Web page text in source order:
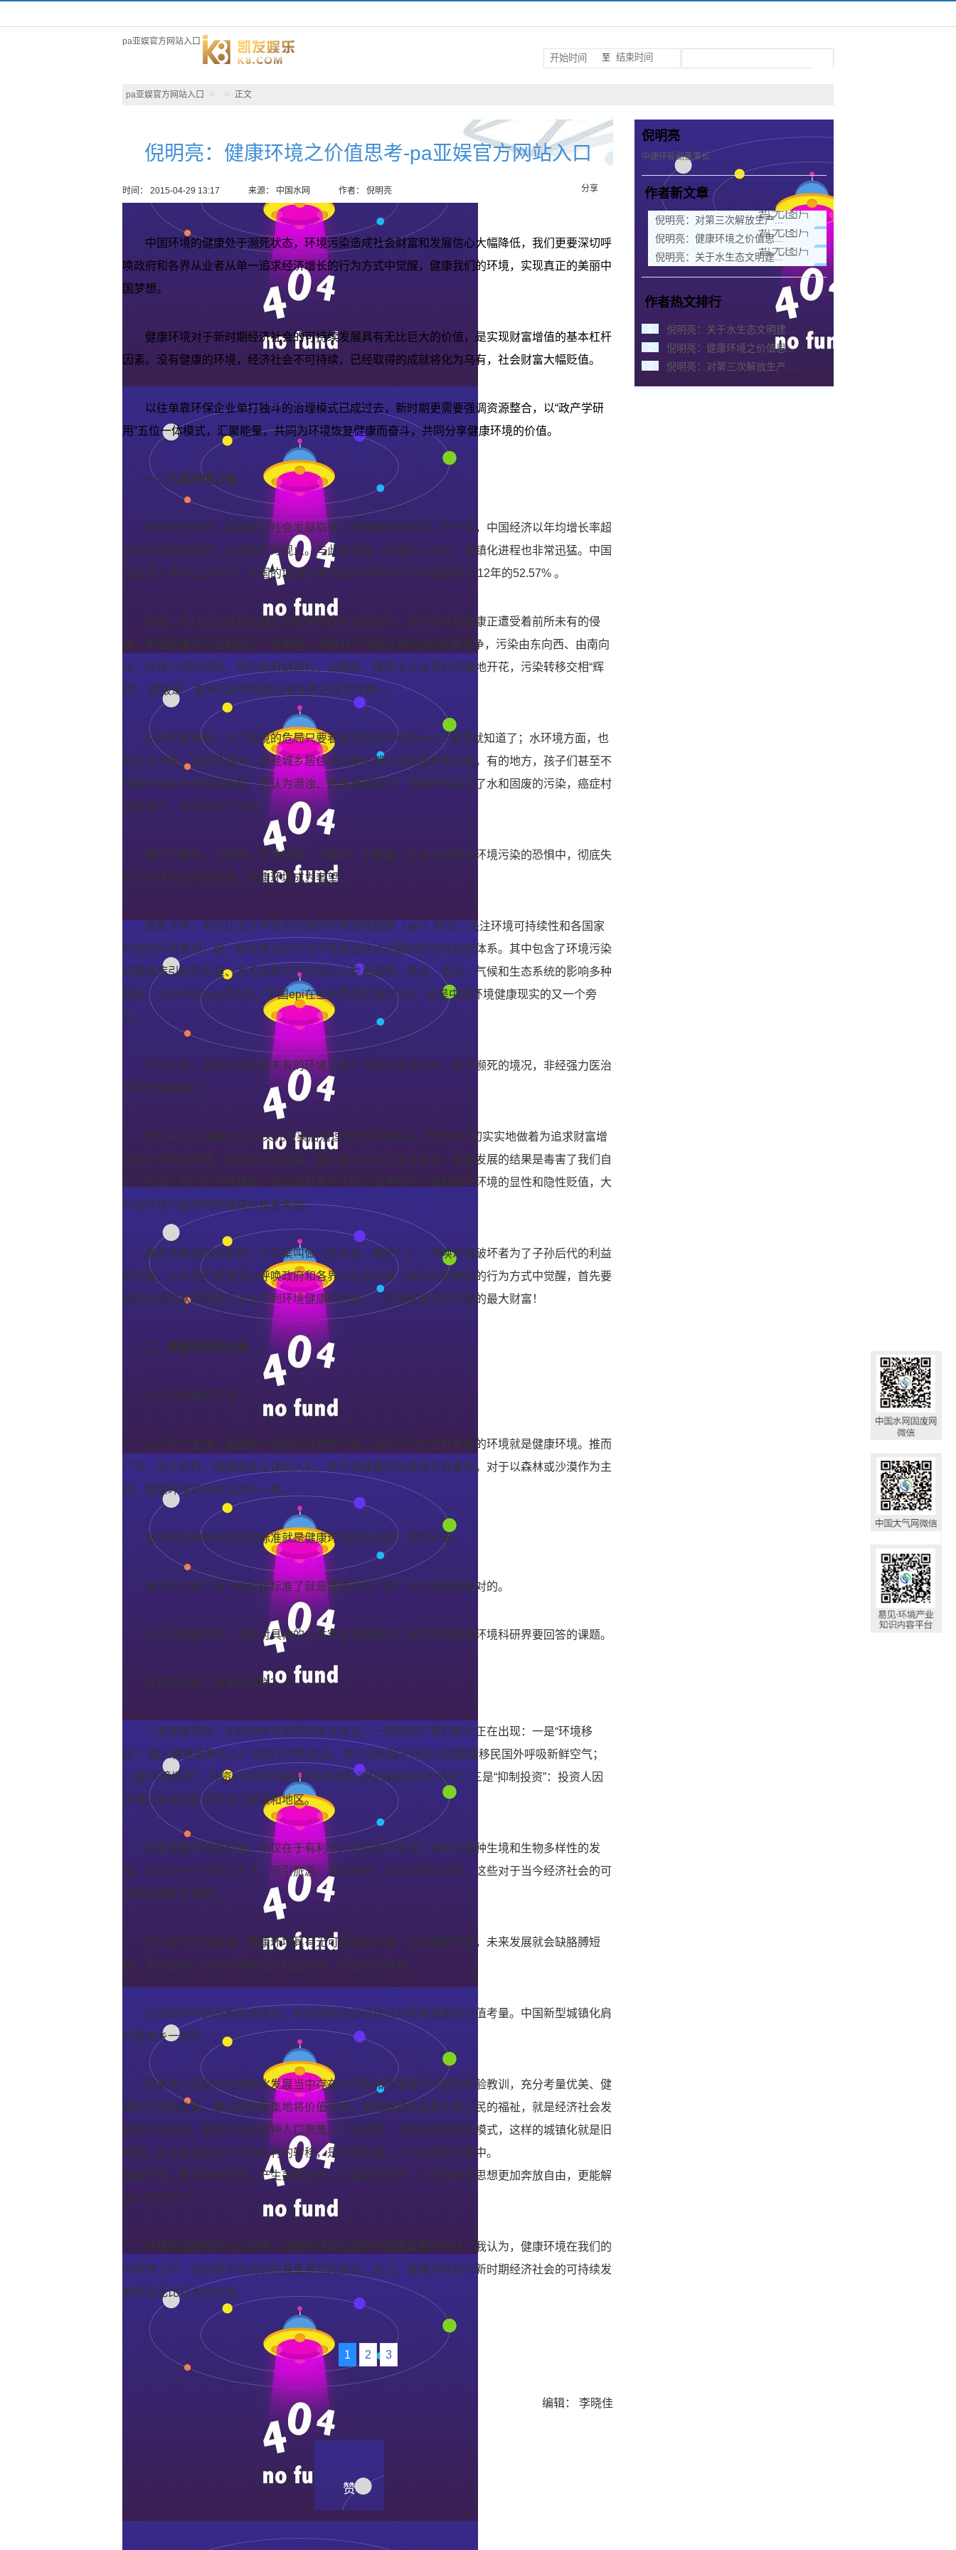
pa亚娱官方网站入口
至
pa亚娱官方网站入口 > > 正文
倪明亮：健康环境之价值思考-pa亚娱官方网站入口
时间： 2015-04-29 13:17 来源： 中国水网 作者： 倪明亮 分享
中国环境的健康处于濒死状态，环境污染造成社会财富和发展信心大幅降低，我们更要深切呼
唤政府和各界从业者从单一追求经济增长的行为方式中觉醒，健康我们的环境，实现真正的美丽中
国梦想。
健康环境对于新时期经济社会的可持续发展具有无比巨大的价值，是实现财富增值的基本杠杆
因素。没有健康的环境，经济社会不可持续，已经取得的成就将化为乌有，社会财富大幅贬值。
以往单靠环保企业单打独斗的治理模式已成过去，新时期更需要强调资源整合，以“政产学研
用”五位一体模式，汇聚能量，共同为环境恢复健康而奋斗，共同分享健康环境的价值。
一、大国环境之殇
改革开放以来，我国经济社会发展取得了举世瞩目的成就。近十年，中国经济以年均增长率超
过10%的增幅发展，让世界叹为观止。与此相伴随，中国的工业化、城镇化进程也非常迅猛。中国
已经进入重化工业时代，中国的城镇化率也由1978年的17.9%提高到2012年的52.57% 。
但是，在以工业化和城镇化为引擎的现代化进程中，我们的环境健康正遭受着前所未有的侵
害，中国在重化工业的路上一路奔跑，大陆31个省级区域为gdp发展竞争，污染由东向西、由南向
北；环保三同时项目，地方政府绕道行，如钢铁、煤炭小企业等仍然遍地开花，污染转移交相“辉
映”。据报道，各种污染物排放总量多数已居世界第一。
从环境要素看，大气环境的危局只要看看各地动不动就pm2.5爆表就知道了；水环境方面，也
是无水不脏。全国范围内，流经城乡居住区的绝大部分河流都发黑发臭。有的地方，孩子们甚至不
知道水体本来的清亮面貌，而认为混浊、黑臭是其常态；土壤环境综合了水和固废的污染，癌症村
频被曝光，就是其真实写照。
我们不敢吃、不敢喝、不敢呼吸、不敢听、不敢看，生活在对城乡环境污染的恐惧中，彻底失
去了对环境安全的信赖，健康环境成为奢望。
耶鲁大学、哥伦比亚大学联合实施的环境绩效指数（epi）研究，关注环境可持续性和各国家
的当前环境表现，是一套反映当前社会环境挑战焦点问题的综合性指标体系。其中包含了环境污染
导致疾病引起的负担、水污染和空气污染对人类和森林、渔业、农业、气候和生态系统的影响多种
指标。2010年的epi评估中，中国epi在全世界排名第121名。这是中国环境健康现实的又一个旁
证。
中华大地，正经历着前所未有的环境之殇！环境正岌岌可危，处于濒死的境况，非经强力医治
不可恢复健康了！
我们唱过“不要走资本主义先污染后治理的老路”的高调，然而却切切实实地做着为追求财富增
长而不惜牺牲环境、危害生存的蠢事。我们奋斗是为了追求幸福，但是发展的结果是毒害了我们自
己，危害了我们生存的基础。建设和发展产生的价值冲抵不了我们破坏环境的显性和隐性贬值，大
众在环境方面的的幸福感也备受考验。
著名作家徐刚先生有一个文集叫做《伐木者，醒来！》，呼唤环境破坏者为了子孙后代的利益
而觉醒。今天我们更要深切呼唤政府和各界从业者从单一追求财富增长的行为方式中觉醒，首先要
做到的就是从思想根子上认识到环境健康的价值——环境健康才是中国的最大财富！
二、健康环境的价值
什么是健康的环境？
以人作为主体，周围的一切就可以称作环境。有利于人的生存发展的环境就是健康环境。推而
广之，对于农村、城镇居住主体的人们，其环境健康的标准肯定有差异。对于以森林或沙漠作为主
体，健康环境的标准又会不一样。
是不是各种废水的排放标准就是健康环境的标准呢？显然不是。
是不是达到二级一级水体标准了就是健康环境了呢？也只能说是相对的。
什么是健康环境，要针对具体的主体客体来做研究。这是未来我国环境科研界要回答的课题。
环境不健康，结果会怎样？
人类健康受损、生物物种灭绝那是老生常谈。一些新的严重后果也正在出现：一是“环境移
民”：国人精英放弃北上广深的工作和生活，为了当代和子孙后代的健康移民国外呼吸新鲜空气；
二是“环境撤资”：外资公司因中国自然环境恶化选择逃离高污染地区；三是“抑制投资”：投资人因
环境污染选择投资到其它国家和地区。
因此健康环境的价值，不仅在于有利于人们的生产生活，有利于各种生境和生物多样性的发
展，还是当今时代留住人才、吸引旅游、促进投资、拉动消费的必需。这些对于当今经济社会的可
持续发展至关重要。
可以毫不夸张地说，健康环境具有无可比拟的价值。没有健康环境，未来发展就会缺胳膊短
腿，无从继续。以前所取得经济社会成就，也会化为乌有。
必须提到中国的新型城镇化。新型城镇化必须包含对环境健康的价值考量。中国新型城镇化肩
负着城乡一体化、。
如果充分汲取过往城镇化发展当中存在的污染和环境破坏问题的经验教训，充分考量优美、健
康的环境的价值，那么新的聚集地将价值倍增，新型城镇化就真正是人民的福祉，就是经济社会发
展的光明大道。如果仍然走那种人口聚集、工业聚集、污染集中爆发的模式，这样的城镇化就是旧
模式，是让落后的生产力向乡村的转移，是环境灾难，人们必受苦于其中。
健康环境，能够激发灵感，产生美好创意。在健康环境下，人们精神和思想更加奔放自由，更能解
放人的生产力。
环境的健康是时代的召唤。健康的环境是美丽中国最重要的内核。我认为，健康环境在我们的
中国梦之中，必定是不可或缺的最重要组成部分。总之，健康环境对于新时期经济社会的可持续发
展具有无比巨大的价值。
1 2 3
编辑： 李晓佳
赞
倪明亮
中建环能副董事长
作者新文章
倪明亮：对第三次解放生产...
倪明亮：健康环境之价值思...
倪明亮：关于水生态文明建...
作者热文排行
1
倪明亮：关于水生态文明建...
2
倪明亮：健康环境之价值思...
3
倪明亮：对第三次解放生产...